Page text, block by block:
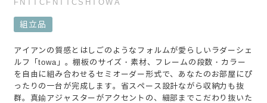
FNTTCFNTTCSHTOWA
組立品
アイアンの質感とはしごのようなフォルムが愛らしいラダーシェ
ルフ「towa」。棚板のサイズ・素材、フレームの段数・カラー
を自由に組み合わせるセミオーダー形式で、あなたのお部屋にぴ
ったりの一台が完成します。省スペース設計ながら収納力も抜
群。真鍮アジャスターがアクセントの、細部までこだわり抜いた